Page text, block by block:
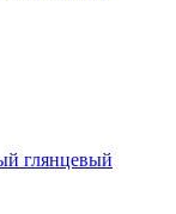
глянцевый